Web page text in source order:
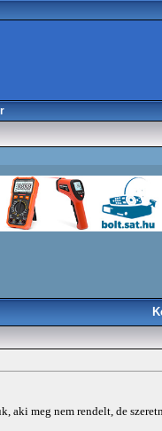
meg nem rendelt, de